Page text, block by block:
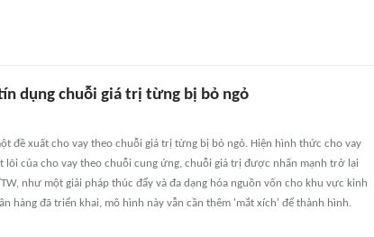
dụng chuỗi giá trị từng bị bỏ ngỏ
đề xuất cho vay theo chuỗi giá trị từng bị bỏ ngỏ. Hiện hình thức cho vay
lõi của cho vay theo chuỗi cung ứng, chuỗi giá trị được nhấn mạnh trở lại
như một giải pháp thúc đẩy và đa dạng hóa nguồn vốn cho khu vực kinh
hàng đã triển khai, mô hình này vẫn cần thêm 'mắt xích' để thành hình.